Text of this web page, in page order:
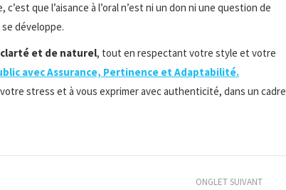
que l’aisance à l’oral n’est ni un don ni une question de
développe.
et de naturel, tout en respectant votre style et votre
avec Assurance, Pertinence et Adaptabilité.
stress et à vous exprimer avec authenticité, dans un cadre
ONGLET SUIVANT